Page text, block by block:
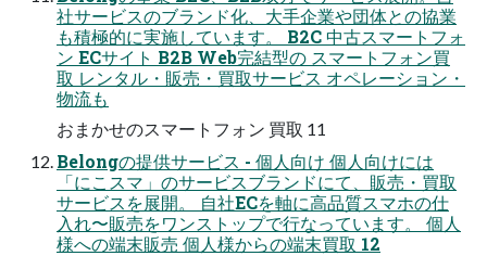
社サービスのブランド化、大手企業や団体との協業
も積極的に実施しています。 B2C 中古スマートフォ
ン ECサイト B2B Web完結型の スマートフォン買
取 レンタル・販売・買取サービス オペレーション・
物流も
おまかせのスマートフォン 買取 11
Belongの提供サービス - 個人向け 個人向けには
「にこスマ」のサービスブランドにて、販売・買取
サービスを展開。 自社ECを軸に高品質スマホの仕
入れ〜販売をワンストップで行なっています。 個人
様への端末販売 個人様からの端末買取 12